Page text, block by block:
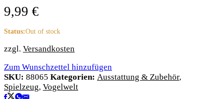
9,99 €
Status:Out of stock
zzgl. Versandkosten
Zum Wunschzettel hinzufügen
SKU: 88065 Kategorien: Ausstattung & Zubehör,
Spielzeug, Vogelwelt